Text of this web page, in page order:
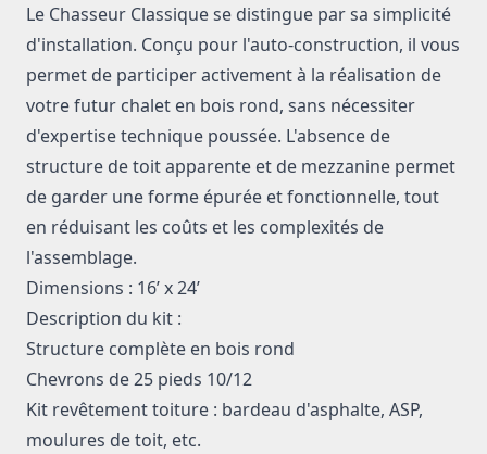
Le Chasseur Classique se distingue par sa simplicité
d'installation. Conçu pour l'auto-construction, il vous
permet de participer activement à la réalisation de
votre futur chalet en bois rond, sans nécessiter
d'expertise technique poussée. L'absence de
structure de toit apparente et de mezzanine permet
de garder une forme épurée et fonctionnelle, tout
en réduisant les coûts et les complexités de
l'assemblage.
Dimensions : 16’ x 24’
Description du kit :
Structure complète en bois rond
Chevrons de 25 pieds 10/12
Kit revêtement toiture : bardeau d'asphalte, ASP,
moulures de toit, etc.